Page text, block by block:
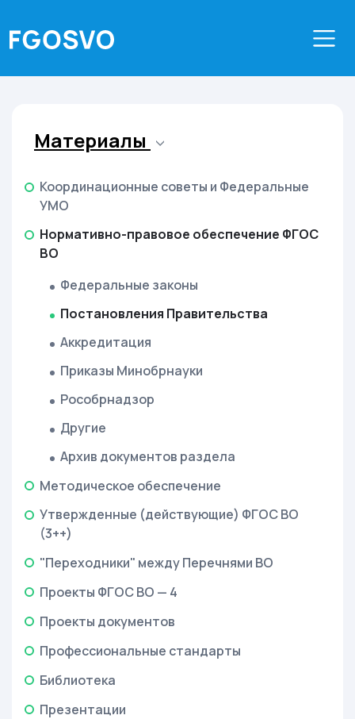
Материалы
Координационные советы и Федеральные
УМО
Нормативно-правовое обеспечение ФГОС
ВО
Федеральные законы
Постановления Правительства
Аккредитация
Приказы Минобрнауки
Рособрнадзор
Другие
Архив документов раздела
Методическое обеспечение
Утвержденные (действующие) ФГОС ВО
(3++)
"Переходники" между Перечнями ВО
Проекты ФГОС ВО — 4
Проекты документов
Профессиональные стандарты
Библиотека
Презентации